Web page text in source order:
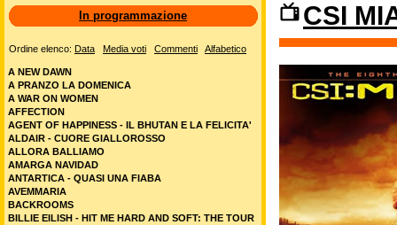
CSI
In programmazione
Ordine elenco: Data Media voti Commenti Alfabetico
A NEW DAWN
A PRANZO LA DOMENICA
A WAR ON WOMEN
AFFECTION
AGENT OF HAPPINESS - IL BHUTAN E LA FELICITA'
ALDAIR - CUORE GIALLOROSSO
ALLORA BALLIAMO
AMARGA NAVIDAD
ANTARTICA - QUASI UNA FIABA
AVEMMARIA
BACKROOMS
BILLIE EILISH - HIT ME HARD AND SOFT: THE TOUR